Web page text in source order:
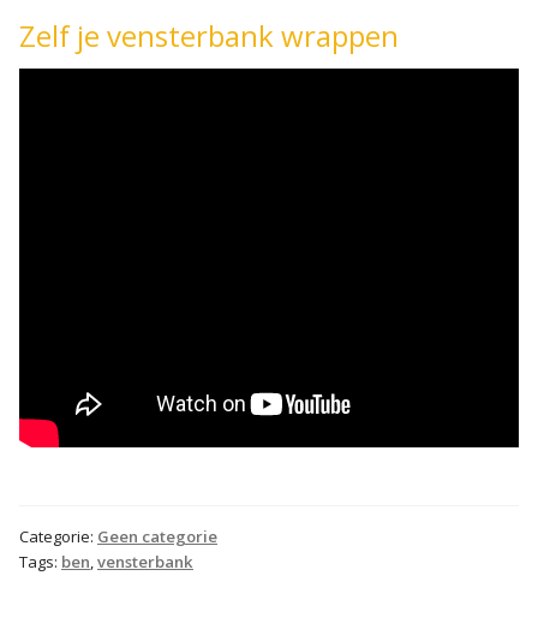
Zelf je vensterbank wrappen
Categorie: Geen categorie
Tags: ben,vensterbank